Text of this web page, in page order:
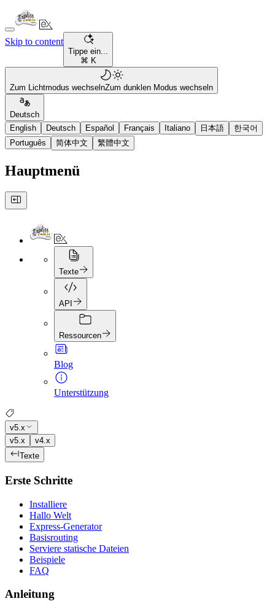
Skip to content
Tippe ein...
⌘ K
Zum Lichtmodus wechselnZum dunklen Modus wechseln
Deutsch
English
Deutsch Español Français Italiano 日本語
한국어
Português
简体中文 繁體中文
Hauptmenü
Texte
API
Ressourcen
Blog
Unterstützung
v5.x
v5.x
v4.x
Texte
Erste Schritte
Installiere
Hallo Welt
Express-Generator
Basisrouting
Serviere statische Dateien
Beispiele
FAQ
Anleitung